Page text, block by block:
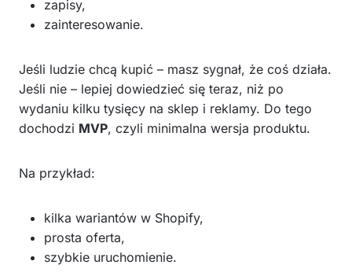
zapisy,
zainteresowanie.
Jeśli ludzie chcą kupić – masz sygnał, że coś działa.
Jeśli nie – lepiej dowiedzieć się teraz, niż po
wydaniu kilku tysięcy na sklep i reklamy. Do tego
dochodzi MVP, czyli minimalna wersja produktu.
Na przykład:
kilka wariantów w Shopify,
prosta oferta,
szybkie uruchomienie.